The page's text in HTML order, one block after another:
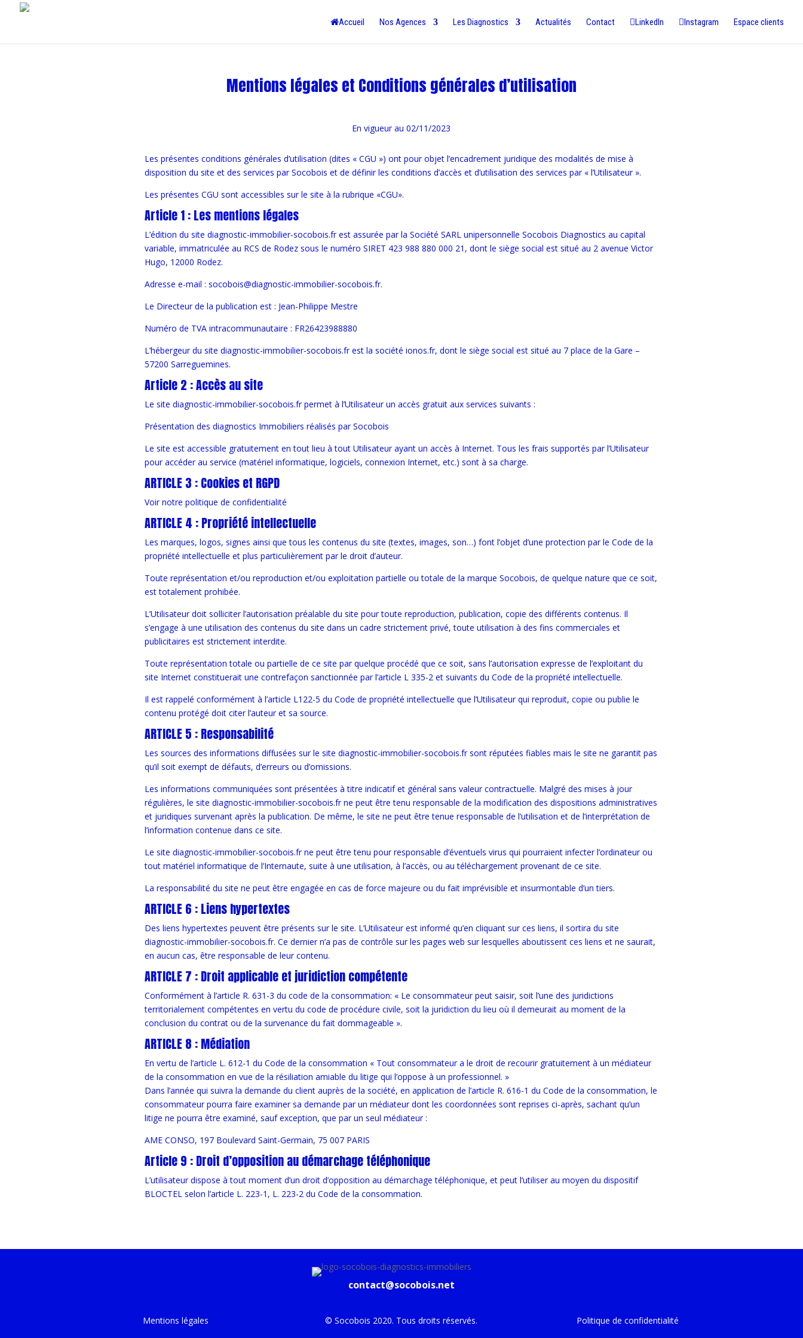
Accueil Nos Agences Les Diagnostics Actualités Contact LinkedIn Instagram Espace clients
Mentions légales et Conditions générales d’utilisation
En vigueur au 02/11/2023
Les présentes conditions générales d’utilisation (dites « CGU ») ont pour objet l’encadrement juridique des modalités de mise à
disposition du site et des services par Socobois et de définir les conditions d’accès et d’utilisation des services par « l’Utilisateur ».
Les présentes CGU sont accessibles sur le site à la rubrique «CGU».
Article 1 : Les mentions légales
L’édition du site diagnostic-immobilier-socobois.fr est assurée par la Société SARL unipersonnelle Socobois Diagnostics au capital
variable, immatriculée au RCS de Rodez sous le numéro SIRET 423 988 880 000 21, dont le siège social est situé au 2 avenue Victor
Hugo, 12000 Rodez.
Adresse e-mail : socobois@diagnostic-immobilier-socobois.fr.
Le Directeur de la publication est : Jean-Philippe Mestre
Numéro de TVA intracommunautaire : FR26423988880
L’hébergeur du site diagnostic-immobilier-socobois.fr est la société ionos.fr, dont le siège social est situé au 7 place de la Gare –
57200 Sarreguemines.
Article 2 : Accès au site
Le site diagnostic-immobilier-socobois.fr permet à l’Utilisateur un accès gratuit aux services suivants :
Présentation des diagnostics Immobiliers réalisés par Socobois
Le site est accessible gratuitement en tout lieu à tout Utilisateur ayant un accès à Internet. Tous les frais supportés par l’Utilisateur
pour accéder au service (matériel informatique, logiciels, connexion Internet, etc.) sont à sa charge.
ARTICLE 3 : Cookies et RGPD
Voir notre politique de confidentialité
ARTICLE 4 : Propriété intellectuelle
Les marques, logos, signes ainsi que tous les contenus du site (textes, images, son…) font l’objet d’une protection par le Code de la
propriété intellectuelle et plus particulièrement par le droit d’auteur.
Toute représentation et/ou reproduction et/ou exploitation partielle ou totale de la marque Socobois, de quelque nature que ce soit,
est totalement prohibée.
L’Utilisateur doit solliciter l’autorisation préalable du site pour toute reproduction, publication, copie des différents contenus. Il
s’engage à une utilisation des contenus du site dans un cadre strictement privé, toute utilisation à des fins commerciales et
publicitaires est strictement interdite.
Toute représentation totale ou partielle de ce site par quelque procédé que ce soit, sans l’autorisation expresse de l’exploitant du
site Internet constituerait une contrefaçon sanctionnée par l’article L 335-2 et suivants du Code de la propriété intellectuelle.
Il est rappelé conformément à l’article L122-5 du Code de propriété intellectuelle que l’Utilisateur qui reproduit, copie ou publie le
contenu protégé doit citer l’auteur et sa source.
ARTICLE 5 : Responsabilité
Les sources des informations diffusées sur le site diagnostic-immobilier-socobois.fr sont réputées fiables mais le site ne garantit pas
qu’il soit exempt de défauts, d’erreurs ou d’omissions.
Les informations communiquées sont présentées à titre indicatif et général sans valeur contractuelle. Malgré des mises à jour
régulières, le site diagnostic-immobilier-socobois.fr ne peut être tenu responsable de la modification des dispositions administratives
et juridiques survenant après la publication. De même, le site ne peut être tenue responsable de l’utilisation et de l’interprétation de
l’information contenue dans ce site.
Le site diagnostic-immobilier-socobois.fr ne peut être tenu pour responsable d’éventuels virus qui pourraient infecter l’ordinateur ou
tout matériel informatique de l’Internaute, suite à une utilisation, à l’accès, ou au téléchargement provenant de ce site.
La responsabilité du site ne peut être engagée en cas de force majeure ou du fait imprévisible et insurmontable d’un tiers.
ARTICLE 6 : Liens hypertextes
Des liens hypertextes peuvent être présents sur le site. L’Utilisateur est informé qu’en cliquant sur ces liens, il sortira du site
diagnostic-immobilier-socobois.fr. Ce dernier n’a pas de contrôle sur les pages web sur lesquelles aboutissent ces liens et ne saurait,
en aucun cas, être responsable de leur contenu.
ARTICLE 7 : Droit applicable et juridiction compétente
Conformément à l’article R. 631-3 du code de la consommation: « Le consommateur peut saisir, soit l’une des juridictions
territorialement compétentes en vertu du code de procédure civile, soit la juridiction du lieu où il demeurait au moment de la
conclusion du contrat ou de la survenance du fait dommageable ».
ARTICLE 8 : Médiation
En vertu de l’article L. 612-1 du Code de la consommation « Tout consommateur a le droit de recourir gratuitement à un médiateur
de la consommation en vue de la résiliation amiable du litige qui l’oppose à un professionnel. »
Dans l’année qui suivra la demande du client auprès de la société, en application de l’article R. 616-1 du Code de la consommation, le
consommateur pourra faire examiner sa demande par un médiateur dont les coordonnées sont reprises ci-après, sachant qu’un
litige ne pourra être examiné, sauf exception, que par un seul médiateur :
AME CONSO, 197 Boulevard Saint-Germain, 75 007 PARIS
Article 9 : Droit d’opposition au démarchage téléphonique
L’utilisateur dispose à tout moment d’un droit d’opposition au démarchage téléphonique, et peut l’utiliser au moyen du dispositif
BLOCTEL selon l’article L. 223-1, L. 223-2 du Code de la consommation.
contact@socobois.net
Mentions légales © Socobois 2020. Tous droits réservés. Politique de confidentialité